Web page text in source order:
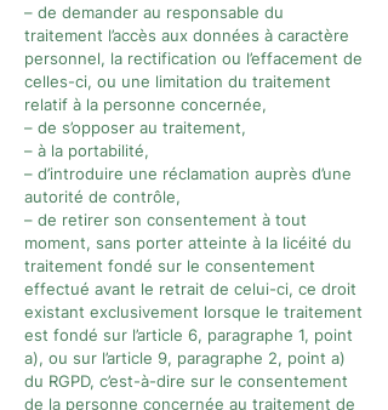
– de demander au responsable du
traitement l’accès aux données à caractère
personnel, la rectifi­cation ou l’effacement de
celles-ci, ou une limitation du traitement
relatif à la personne concernée,
– de s’opposer au traitement,
– à la portabilité,
– d’introduire une réclamation auprès d’une
autorité de contrôle,
– de retirer son consentement à tout
moment, sans porter atteinte à la licéité du
traitement fondé sur le consentement
effectué avant le retrait de celui-ci, ce droit
existant exclusivement lorsque le traitement
est fondé sur l’article 6, paragraphe 1, point
a), ou sur l’article 9, paragraphe 2, point a)
du RGPD, c’est-à-dire sur le consentement
de la personne concernée au traitement de